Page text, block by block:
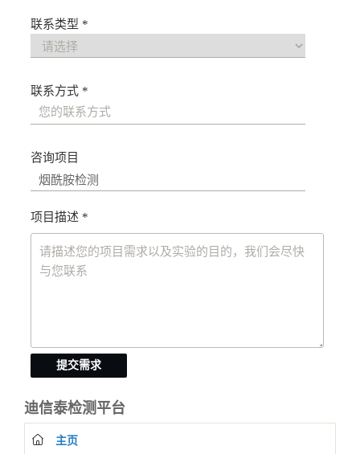
迪信泰检测平台
主页
联系类型 *
联系方式 *
咨询项目
项目描述 *
提交需求